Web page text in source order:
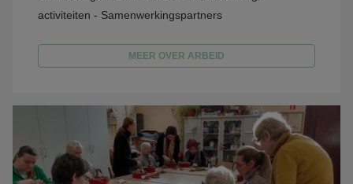
activiteiten - Samenwerkingspartners
MEER OVER ARBEID